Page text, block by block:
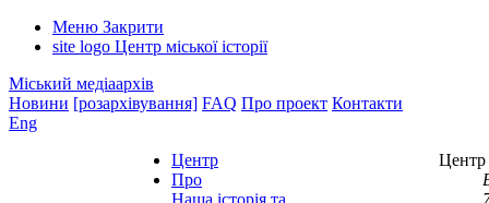
Меню Закрити
site logo Центр міської історії
Міський медіаархів
Новини [розархівування] FAQ Про проект Контакти
Eng
Центр
Про
Наша історія та
Центр